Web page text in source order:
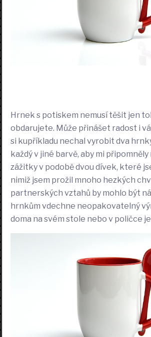
Hrnek s potiskem nemusí těšit jen
obdarujete. Může přinášet radost i
si kupříkladu nechal vyrobit dva
každý v jiné barvě, aby mi
zážitky v podobě dvou dívek, které
nimiž jsem prožil mnoho hezkých
partnerských vztahů by mohlo být
hrnkům vdechne neopakovatelný
doma na svém stole nebo v poličce